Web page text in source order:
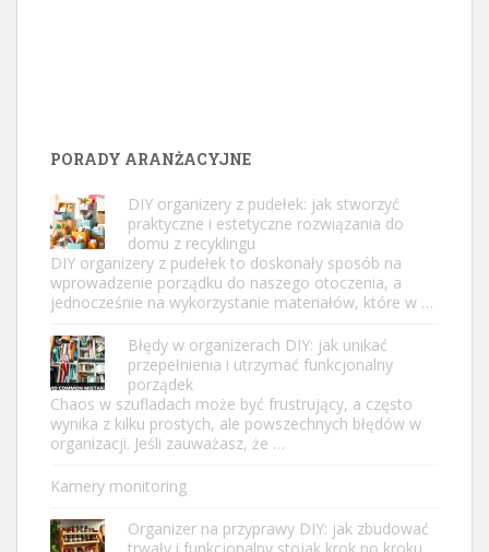
PORADY ARANŻACYJNE
DIY organizery z pudełek: jak stworzyć
praktyczne i estetyczne rozwiązania do
domu z recyklingu
DIY organizery z pudełek to doskonały sposób na
wprowadzenie porządku do naszego otoczenia, a
jednocześnie na wykorzystanie materiałów, które w …
Błędy w organizerach DIY: jak unikać
przepełnienia i utrzymać funkcjonalny
porządek
Chaos w szufladach może być frustrujący, a często
wynika z kilku prostych, ale powszechnych błędów w
organizacji. Jeśli zauważasz, że …
Kamery monitoring
Organizer na przyprawy DIY: jak zbudować